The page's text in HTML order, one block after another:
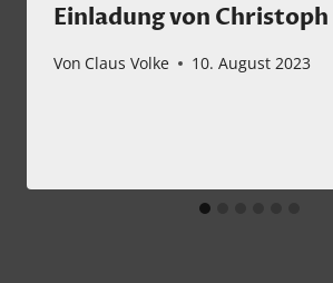
Einladung von
Von Claus Volke 10. August 2023